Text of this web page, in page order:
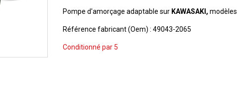
Pompe d'amorçage adaptable sur KAWASAKI, modèles
Référence fabricant (Oem) : 49043-2065
Conditionné par 5